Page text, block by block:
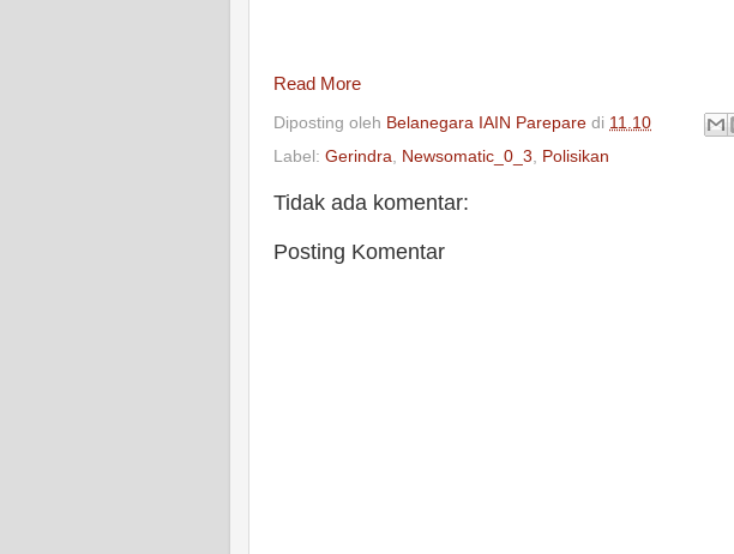
Read More
Diposting oleh Belanegara IAIN Parepare di 11.10
Label: Gerindra Newsomatic_0_3 Polisikan
Tidak ada komentar:
Posting Komentar